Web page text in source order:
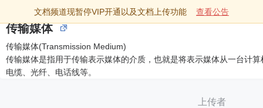
文档频道现暂停VIP开通以及文档上传功能 查看公告
传输媒体
传输媒体(Transmission Medium)
传输媒体是指用于传输表示媒体的介质，也就是将表示媒体从一台计
电缆、光纤、电话线等。
上传者